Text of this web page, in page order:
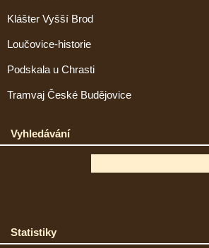
Klášter Vyšší Brod
Loučovice-historie
Podskala u Chrasti
Tramvaj České Budějovice
Vyhledávání
Statistiky